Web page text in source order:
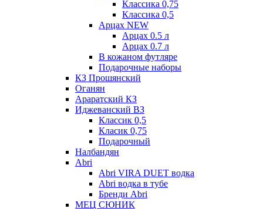
Классика 0,75
Классика 0,5
Арцах NEW
Арцах 0.5 л
Арцах 0.7 л
В кожаном футляре
Подарочные наборы
КЗ Прошянский
Оганян
Араратский КЗ
Иджеванский ВЗ
Классик 0,5
Класик 0,75
Подарочный
Налбандян
Abri
Abri VIRA DUET водка
Abri водка в тубе
Бренди Abri
МЕЦ СЮНИК